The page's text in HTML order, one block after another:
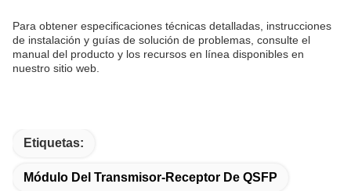
Para obtener especificaciones técnicas detalladas, instrucciones
de instalación y guías de solución de problemas, consulte el
manual del producto y los recursos en línea disponibles en
nuestro sitio web.
Etiquetas:
Módulo Del Transmisor-Receptor De QSFP